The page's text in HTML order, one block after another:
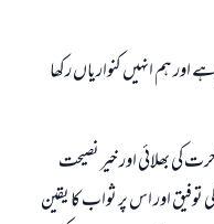
ہم انہیں کنواریاں رکھا
کی بھلائی اور خیر نصیحت
اور اس پر ثواب کا یقین